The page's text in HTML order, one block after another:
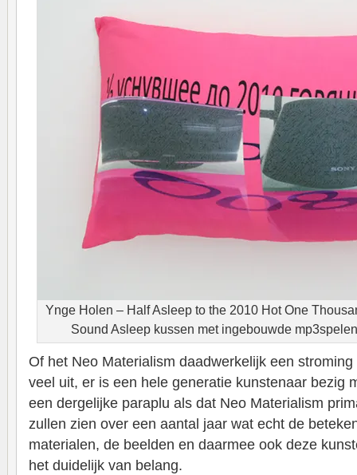
Ynge Holen – Half Asleep to the 2010 Hot One
Sound Asleep kussen met ingebouwde
Of het Neo Materialism daadwerkelijk een
veel uit, er is een hele generatie kunstenaar bezig
een dergelijke paraplu als dat Neo Materialism
zullen zien over een aantal jaar wat echt de
materialen, de beelden en daarmee ook deze
het duidelijk van belang.